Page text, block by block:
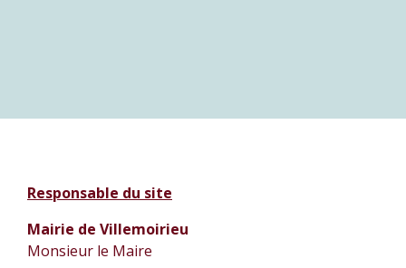
Responsable du site
Mairie de Villemoirieu
Monsieur le Maire